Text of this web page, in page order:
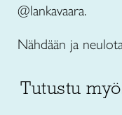
@lankavaara.
Nähdään ja
Tutustu